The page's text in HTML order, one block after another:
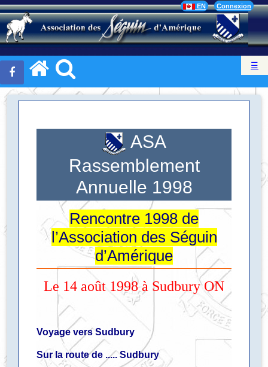
Connexion
EN
☰
ASA
Rassemblement
Annuelle 1998
Rencontre 1998 de
l’Association des Séguin
d’Amérique
Le 14 août 1998 à Sudbury ON
Voyage vers Sudbury
Sur la route de ..... Sudbury